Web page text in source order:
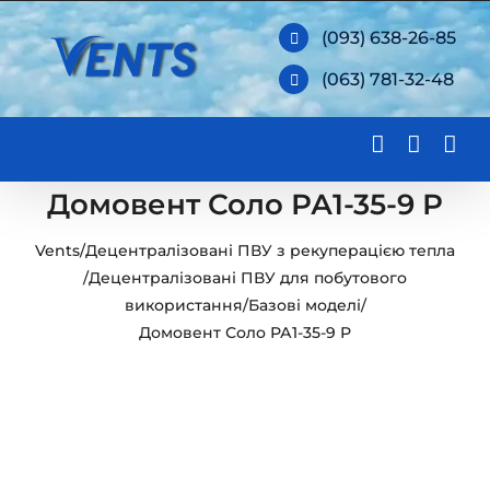
Skip
to
content
(093) 638-26-85
(063) 781-32-48
Домовент Соло РА1-35-9 Р
Vents/Децентралізовані ПВУ з рекуперацією тепла
/Децентралізовані ПВУ для побутового
використання/Базові моделі/
Домовент Соло РА1-35-9 Р